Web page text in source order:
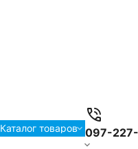
Каталог товаров 097-